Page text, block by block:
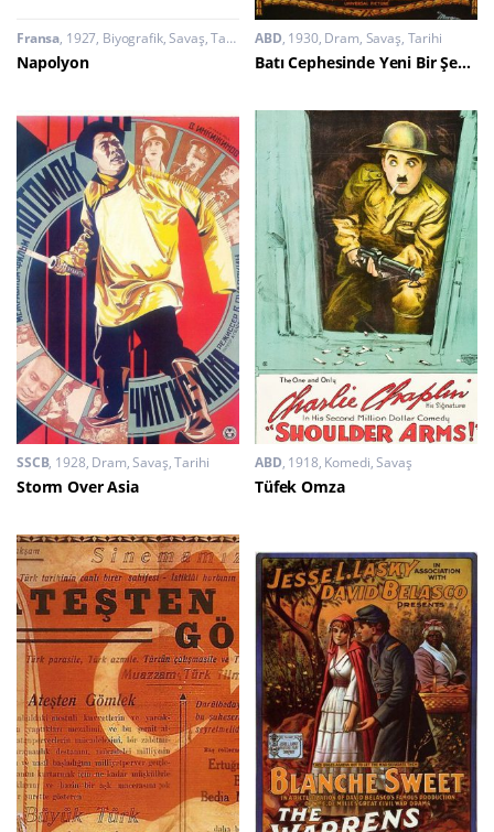
Fransa 1927 Biyografik,Savaş,Tarihi
Napolyon
ABD 1930 Dram, Savaş, Tarihi
Batı Cephesinde Yeni Bir Şey Yok
SSCB 1928 Dram,Savaş,Tarihi
Storm Over Asia
ABD 1918 Komedi,Savaş
Tüfek Omza